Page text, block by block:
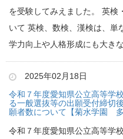
を受験してみえました。 英検
いて 英検、数検、漢検は、単
学力向上や人格形成にも大き
2025年02月18日
令和７年度愛知県公立高等学
る一般選抜等の出願受付締
願者数について【菊水学園 多
令和７年度愛知県公立高等学